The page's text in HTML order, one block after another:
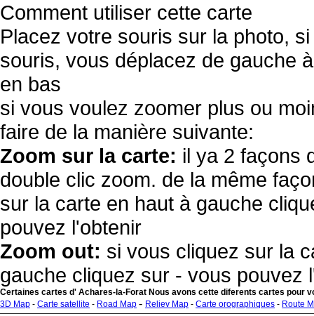
Comment utiliser cette carte
Placez votre souris sur la photo,
souris, vous déplacez de gauche
en bas
si vous voulez zoomer plus ou
faire de la manière suivante:
Zoom sur la carte: il ya 2 façons
double clic zoom. de la même
sur la carte en haut à gauche
pouvez l'obtenir
Zoom out: si vous cliquez sur la
gauche cliquez sur - vous pouvez
Certaines cartes d' Achares-la-Forat Nous avons cette diferents cartes pour
3D Map - Carte satellite - Road Map - Reliev Map - Carte orographiques - Route